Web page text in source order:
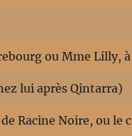
ou Mme Lilly,
lui après Qintarra)
Racine Noire, ou le